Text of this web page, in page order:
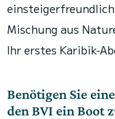
Mischung aus
Ihr erstes Karibik-
Benötigen Sie
den BVI ein Boot